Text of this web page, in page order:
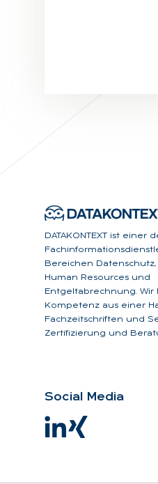
DATAKONTEXT ist einer
Bereichen Datenschutz,
Human Resources und
Entgeltabrechnung.
Kompetenz aus einer
Fachzeitschriften und
Zertifizierung und
So­ci­al Me­dia